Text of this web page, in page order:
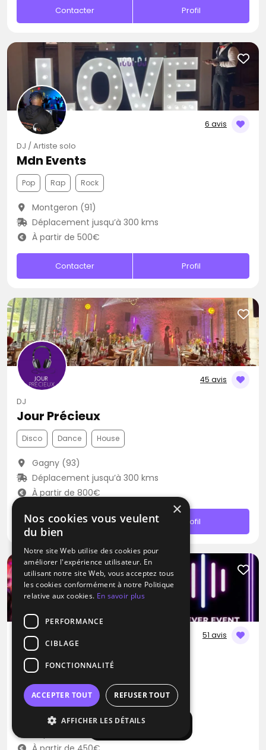
Afficher la carte
Contacter Profil
6 avis
DJ / Artiste solo
Mdn Events
Pop Rap Rock
Montgeron (91)
Déplacement jusqu’à 300 kms
À partir de 500€
Contacter Profil
45 avis
DJ
Jour Précieux
Disco Dance House
Gagny (93)
Déplacement jusqu’à 300 kms
À partir de 800€
Contacter Profil
51 avis
Promotion
DJ / Artiste solo / Groupe de musique
Agence Forever Event
Blues Pop Rap
Champigny-sur-Marne (94)
×
Nos cookies vous veulent
du bien
Notre site Web utilise des cookies pour
améliorer l'expérience utilisateur. En
utilisant notre site Web, vous acceptez tous
les cookies conformément à notre Politique
relative aux cookies. En savoir plus
PERFORMANCE
CIBLAGE
FONCTIONNALITÉ
ACCEPTER TOUT REFUSER TOUT
AFFICHER LES DÉTAILS